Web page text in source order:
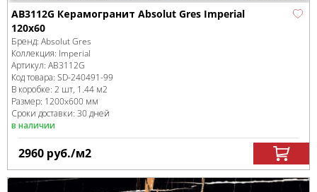
AB3112G Керамогранит Absolut Gres Imperial
120x60
Бренд: Absolut Gres
Коллекция: Imperial
Артикул: AB3112G
Код товара: SD-240491-99
В коробке: 2 шт, 1.44 м2
Размер: 1200x600 мм
Сроки доставки: 30 дней
в наличии
2960 руб./м2